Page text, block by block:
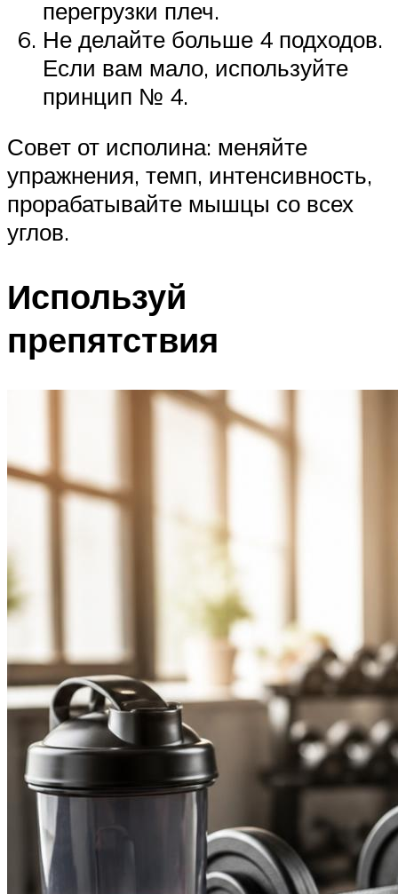
перегрузки плеч.
Не делайте больше 4 подходов.
Если вам мало, используйте
принцип № 4.
Совет от исполина: меняйте
упражнения, темп, интенсивность,
прорабатывайте мышцы со всех
углов.
Используй
препятствия